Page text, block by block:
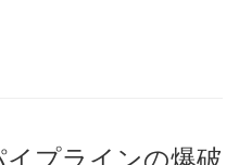
イプラインの爆破